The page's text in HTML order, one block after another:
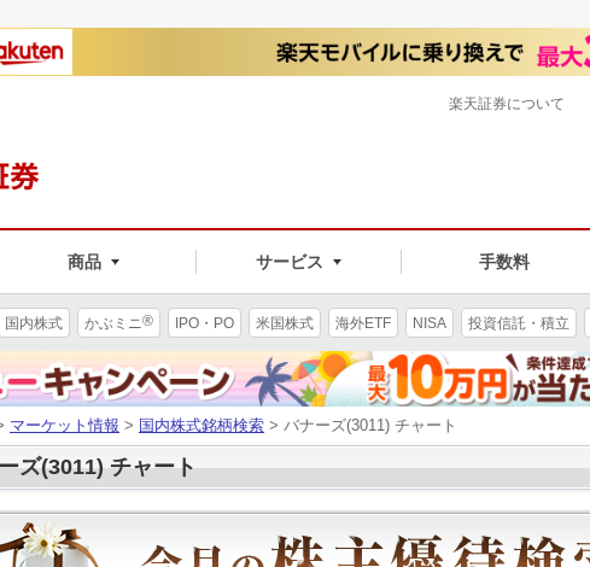
商品 サービス 手数料
楽天証券について
国内株式 かぶミニ® IPO・PO 米国株式 海外ETF NISA 投資信託・積立
マーケット情報 > 国内株式銘柄検索 > バナーズ(3011) チャート
ズ(3011) チャート